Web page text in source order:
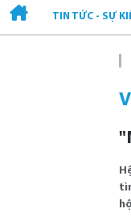
TIN TỨC - SỰ
H